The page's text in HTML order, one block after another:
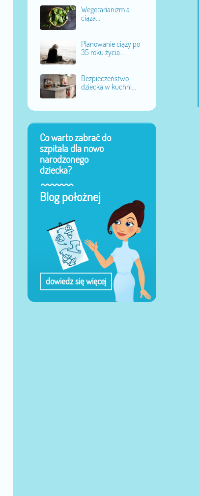
Wegetarianizm a
ciąża...
Planowanie ciąży po
35 roku życia...
Bezpieczeństwo
dziecka w kuchni...
Co warto zabrać do
szpitala dla nowo
narodzonego
dziecka?
Blog położnej
dowiedz się więcej